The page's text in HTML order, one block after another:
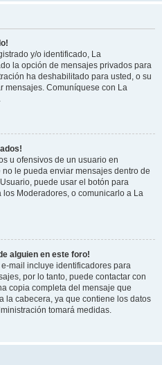
y/o identificado, La
la opción de mensajes privados para
ha deshabilitado para usted, o su
mensajes. Comuníquese con La
u ofensivos de un usuario en
le pueda enviar mensajes dentro de
puede usar el botón para
Moderadores, o comunicarlo a La
alguien en este foro!
mail incluye identificadores para
por lo tanto, puede contactar con
copia completa del mensaje que
la cabecera, ya que contiene los datos
tomará medidas.